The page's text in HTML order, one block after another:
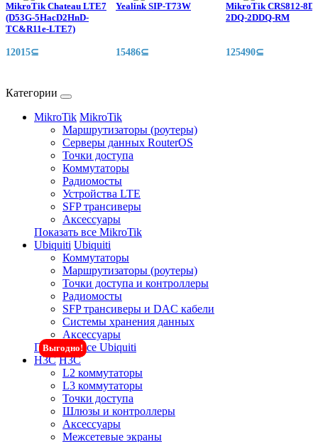
MikroTik Chateau LTE7
(D53G-5HacD2HnD-
TC&R11e-LTE7)
12015⊆
Yealink SIP-T73W
15486⊆
MikroTik CRS812-
2DQ-2DDQ-RM
125490⊆
Категории
MikroTik MikroTik
Маршрутизаторы (роутеры)
Серверы данных RouterOS
Точки доступа
Коммутаторы
Радиомосты
Устройства LTE
SFP трансиверы
Аксессуары
Показать все MikroTik
Ubiquiti Ubiquiti
Коммутаторы
Маршрутизаторы (роутеры)
Точки доступа и контроллеры
Радиомосты
SFP трансиверы и DAC кабели
Системы хранения данных
Аксессуары
Показать все Ubiquiti
H3C
Выгодно!
H3C
L2 коммутаторы
L3 коммутаторы
Точки доступа
Шлюзы и контроллеры
Аксессуары
Межсетевые экраны